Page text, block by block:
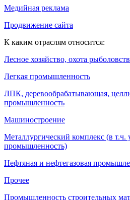
Медийная реклама
Продвижение сайта
К каким отраслям относится:
Лесное хозяйство, охота
Легкая промышленность
ЛПК, деревообрабатывающая,
промышленность
Машиностроение
Металлургический комплекс (в т.ч.
промышленность)
Нефтяная и нефтегазовая
Прочее
Промышленность строительных